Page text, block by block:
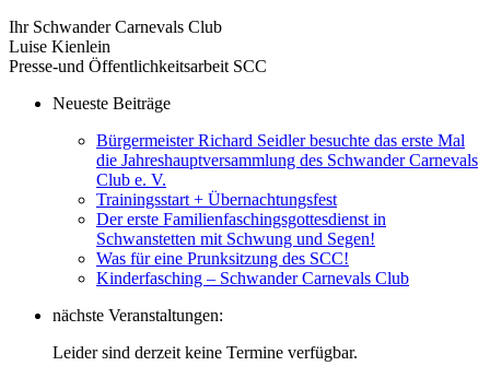
Ihr Schwander Carnevals Club
Luise Kienlein
Presse-und Öffentlichkeitsarbeit SCC
Neueste Beiträge
Bürgermeister Richard Seidler besuchte das erste Mal
die Jahreshauptversammlung des Schwander Carnevals
Club e. V.
Trainingsstart + Übernachtungsfest
Der erste Familienfaschingsgottesdienst in
Schwanstetten mit Schwung und Segen!
Was für eine Prunksitzung des SCC!
Kinderfasching – Schwander Carnevals Club
nächste Veranstaltungen:
Leider sind derzeit keine Termine verfügbar.